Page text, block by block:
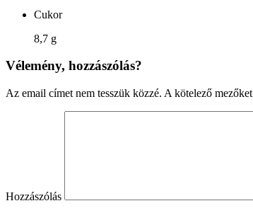
Cukor
8,7 g
Vélemény, hozzászólás?
Az email címet nem tesszük közzé. A kötelező mezőket
Hozzászólás